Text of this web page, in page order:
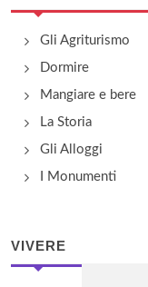
Gli Agriturismo
Dormire
Mangiare e bere
La Storia
Gli Alloggi
I Monumenti
VIVERE